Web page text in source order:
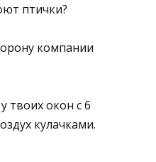
птички?
компании
твоих окон с 6
кулачками.